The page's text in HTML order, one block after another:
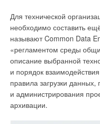
Для технической
необходимо составить
называют Common Data
«регламентом среды
описание выбранной
и порядок
правила загрузки данных,
и администрирования
архивации.
автоматический поиск
коллизий до 10
снижение рисков в
строительному
сокращение в разы
внесению
оптимизация графика
повышение
автоматизация
модели проекта;
повышение точности
планов;